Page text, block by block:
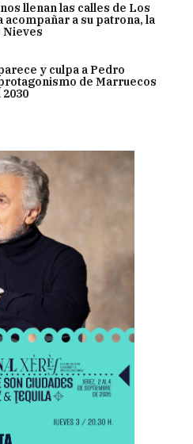
llenan las calles de Los
acompañar a su patrona, la
Nieves
y culpa a Pedro
de Marruecos